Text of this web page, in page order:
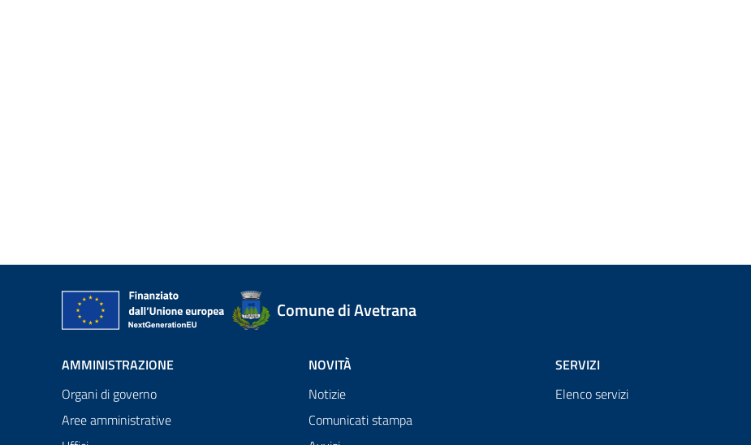
Comune di Avetrana
AMMINISTRAZIONE
Organi di governo
Aree amministrative
NOVITÀ
Notizie
Comunicati stampa
SERVIZI
Elenco servizi